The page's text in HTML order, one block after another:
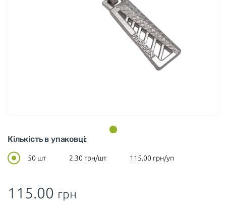
Кількість в упаковці:
50 шт 2.30 грн/шт 115.00 грн/уп
115.00 грн